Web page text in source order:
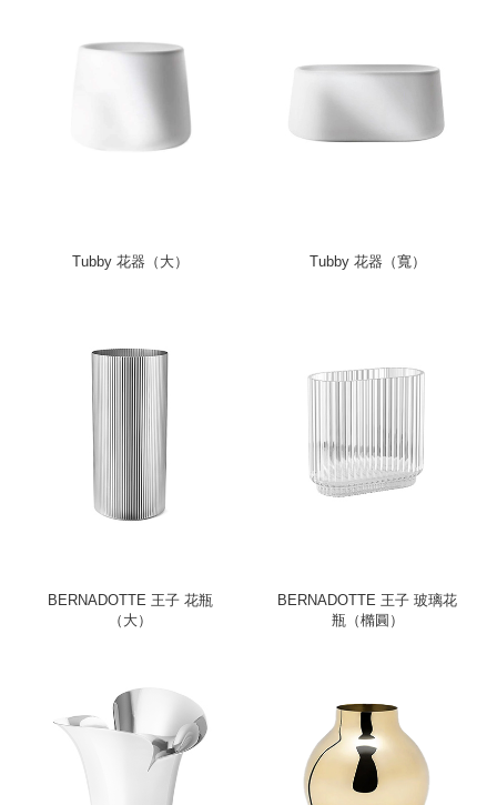
Tubby 花器（大） Tubby 花器（寬）
BERNADOTTE 王子 花瓶
（大）
BERNADOTTE 王子 玻璃花
瓶（橢圓）